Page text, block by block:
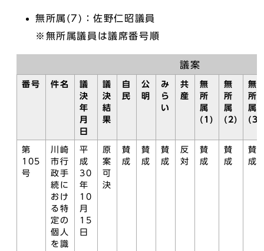
無所属(7)：佐野仁昭議員
※無所属議員は議席番号順
議案
番号 件名
議
決
年
月
日
議
決
結
果
自
民
公
明
み
ら
い
共
産
無
所
属
(1)
無
所
属
(2)
無
所
属
(3)
第
105
号
川崎
市行
政手
続に
おけ
る特
定の
個人
を識
平
成
30
年
10
月
15
日
原
案
可
決
賛
成
賛
成
賛
成
反
対
賛
成
賛
成
賛
成